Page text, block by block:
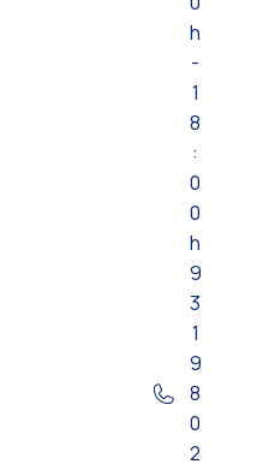
h
-
1
8
:
0
0
h
9
3
1
9
8
0
2